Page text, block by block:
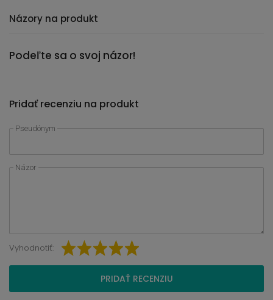
Názory na produkt
Podeľte sa o svoj názor!
Pridať recenziu na produkt
Pseudónym
Názor
Vyhodnotiť:
PRIDAŤ RECENZIU